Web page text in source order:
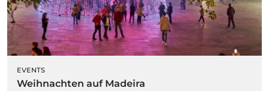
EVENTS
Weihnachten auf Madeira